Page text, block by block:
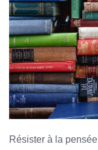
Résister à la